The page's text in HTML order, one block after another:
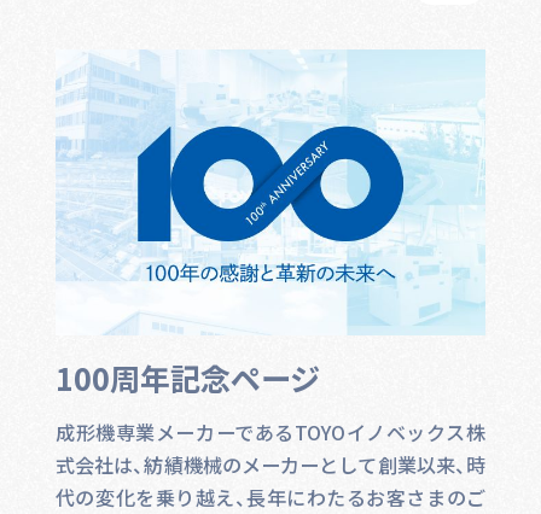
100周年記念ページ
成形機専業メーカーであるTOYOイノベックス株
式会社は、紡績機械のメーカーとして創業以来、時
代の変化を乗り越え、長年にわたるお客さまのご